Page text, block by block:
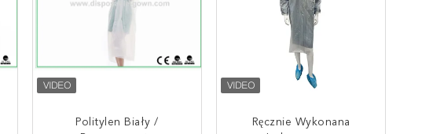
Politylen Biały /
Ręcznie Wykonana